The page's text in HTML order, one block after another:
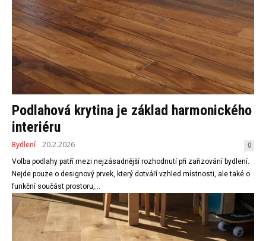
Podlahová krytina je základ harmonického
interiéru
Bydlení 20.2.2026 0
Volba podlahy patří mezi nejzásadnější rozhodnutí při zařizování bydlení.
Nejde pouze o designový prvek, který dotváří vzhled místnosti, ale také o
funkční součást prostoru,...